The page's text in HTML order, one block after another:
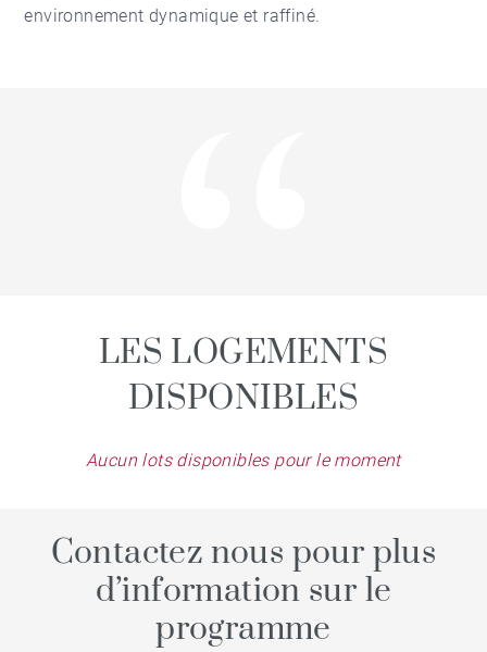
environnement dynamique et raffiné.
LES LOGEMENTS
DISPONIBLES
Aucun lots disponibles pour le moment
Contactez nous pour plus
d’information sur le
programme